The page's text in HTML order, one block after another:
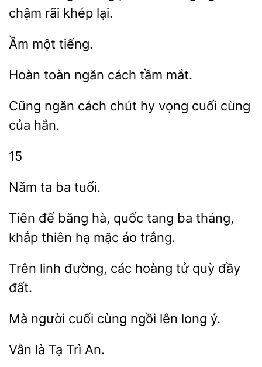
chậm rãi
Hoàn ngăn cách
Cũng cách chút hy
cuối
của hắn.
15
ba
Tiên đế băng hà, quốc tang ba tháng,
hạ mặc áo
Trên linh các hoàng
quỳ
đất.
Mà người ngồi lên long
là Trì